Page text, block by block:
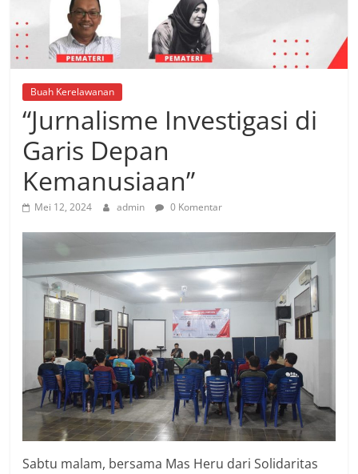
Buah Kerelawanan
“Jurnalisme Investigasi di
Garis Depan
Kemanusiaan”
Mei 12, 2024 admin 0 Komentar
Sabtu malam, bersama Mas Heru dari Solidaritas